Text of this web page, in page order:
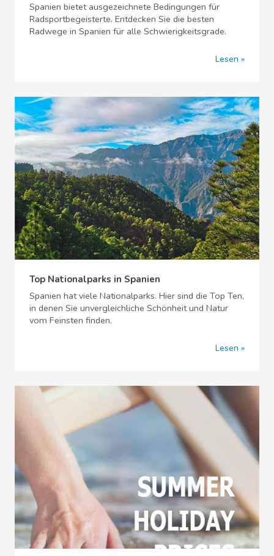
Spanien bietet ausgezeichnete Bedingungen für
Radsportbegeisterte. Entdecken Sie die besten
Radwege in Spanien für alle Schwierigkeitsgrade.
Lesen
Top Nationalparks in Spanien
Spanien hat viele Nationalparks. Hier sind die Top Ten,
in denen Sie unvergleichliche Schönheit und Natur
vom Feinsten finden.
Lesen